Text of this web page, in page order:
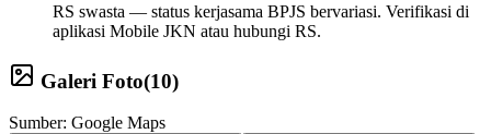
RS swasta — status kerjasama BPJS bervariasi. Verifikasi di
aplikasi Mobile JKN atau hubungi RS.
Galeri Foto(10)
Sumber: Google Maps